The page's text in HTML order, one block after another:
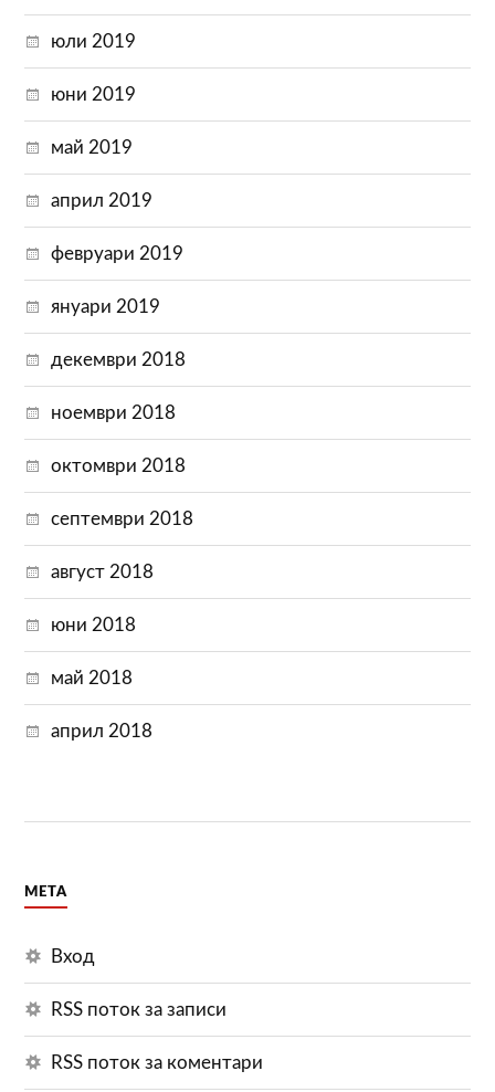
юли 2019
юни 2019
май 2019
април 2019
февруари 2019
януари 2019
декември 2018
ноември 2018
октомври 2018
септември 2018
август 2018
юни 2018
май 2018
април 2018
МЕТА
Вход
RSS поток за записи
RSS поток за коментари